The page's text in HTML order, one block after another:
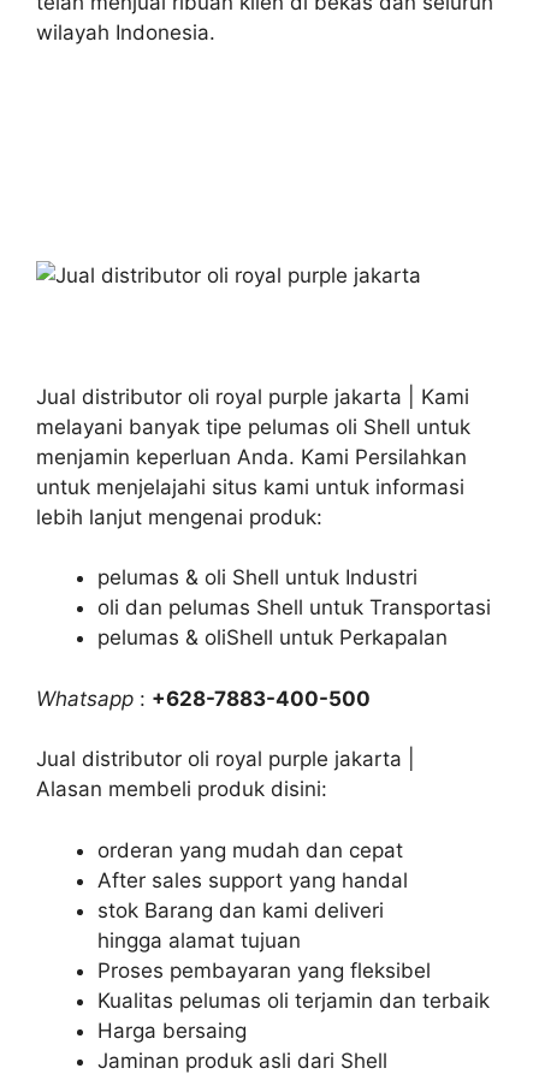
wilayah Indonesia.
Jual distributor oli royal purple jakarta | Kami
melayani banyak tipe pelumas oli Shell untuk
menjamin keperluan Anda. Kami Persilahkan
untuk menjelajahi situs kami untuk informasi
lebih lanjut mengenai produk:
pelumas & oli Shell untuk Industri
oli dan pelumas Shell untuk Transportasi
pelumas & oliShell untuk Perkapalan
Whatsapp : +628-7883-400-500
Jual distributor oli royal purple jakarta |
Alasan membeli produk disini:
orderan yang mudah dan cepat
After sales support yang handal
stok Barang dan kami deliveri
hingga alamat tujuan
Proses pembayaran yang fleksibel
Kualitas pelumas oli terjamin dan terbaik
Harga bersaing
Jaminan produk asli dari Shell